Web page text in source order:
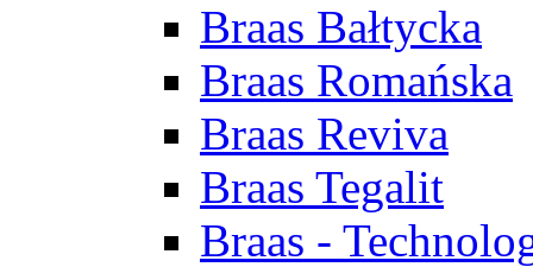
Braas Bałtycka
Braas Romańska
Braas Reviva
Braas Tegalit
Braas -